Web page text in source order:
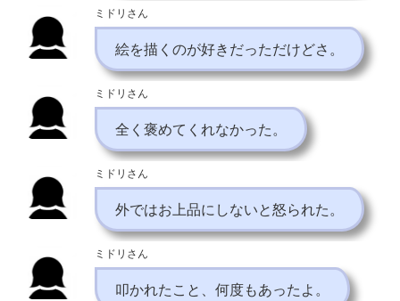
ミドリさん
絵を描くのが好きだっただけどさ。
ミドリさん
全く褒めてくれなかった。
ミドリさん
外ではお上品にしないと怒られた。
ミドリさん
叩かれたこと、何度もあったよ。